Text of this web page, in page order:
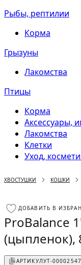
Рыбы, рептилии
Корма
Грызуны
Лакомства
Птицы
Корма
Аксессуары,
Лакомства
Клетки
Уход,
ХВОСТУШКИ КОШКИ
ДОБАВИТЬ В
ProBalance
(цыпленок),
АРТИКУЛУТ-00002547